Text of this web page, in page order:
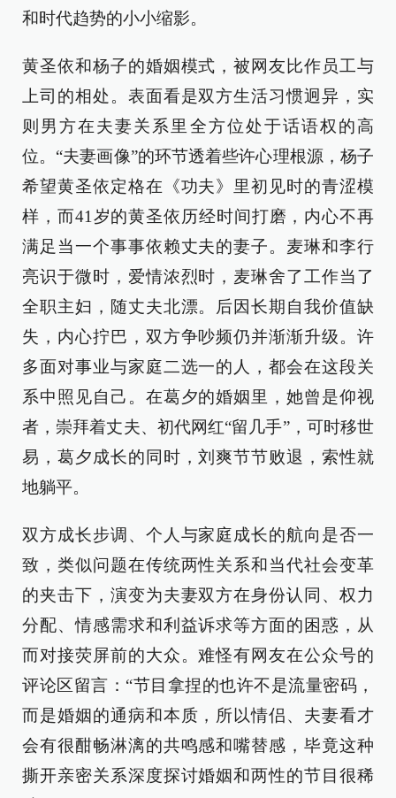
和时代趋势的小小缩影。
黄圣依和杨子的婚姻模式，被网友比作员工与
上司的相处。表面看是双方生活习惯迥异，实
则男方在夫妻关系里全方位处于话语权的高
位。“夫妻画像”的环节透着些许心理根源，杨子
希望黄圣依定格在《功夫》里初见时的青涩模
样，而41岁的黄圣依历经时间打磨，内心不再
满足当一个事事依赖丈夫的妻子。麦琳和李行
亮识于微时，爱情浓烈时，麦琳舍了工作当了
全职主妇，随丈夫北漂。后因长期自我价值缺
失，内心拧巴，双方争吵频仍并渐渐升级。许
多面对事业与家庭二选一的人，都会在这段关
系中照见自己。在葛夕的婚姻里，她曾是仰视
者，崇拜着丈夫、初代网红“留几手”，可时移世
易，葛夕成长的同时，刘爽节节败退，索性就
地躺平。
双方成长步调、个人与家庭成长的航向是否一
致，类似问题在传统两性关系和当代社会变革
的夹击下，演变为夫妻双方在身份认同、权力
分配、情感需求和利益诉求等方面的困惑，从
而对接荧屏前的大众。难怪有网友在公众号的
评论区留言：“节目拿捏的也许不是流量密码，
而是婚姻的通病和本质，所以情侣、夫妻看才
会有很酣畅淋漓的共鸣感和嘴替感，毕竟这种
撕开亲密关系深度探讨婚姻和两性的节目很稀